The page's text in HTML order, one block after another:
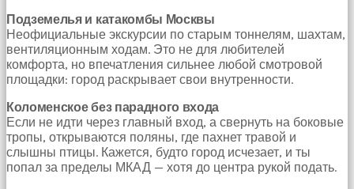
Подземелья и катакомбы Москвы
Неофициальные экскурсии по старым тоннелям, шахтам,
вентиляционным ходам. Это не для любителей
комфорта, но впечатления сильнее любой смотровой
площадки: город раскрывает свои внутренности.
Коломенское без парадного входа
Если не идти через главный вход, а свернуть на боковые
тропы, открываются поляны, где пахнет травой и
слышны птицы. Кажется, будто город исчезает, и ты
попал за пределы МКАД — хотя до центра рукой подать.